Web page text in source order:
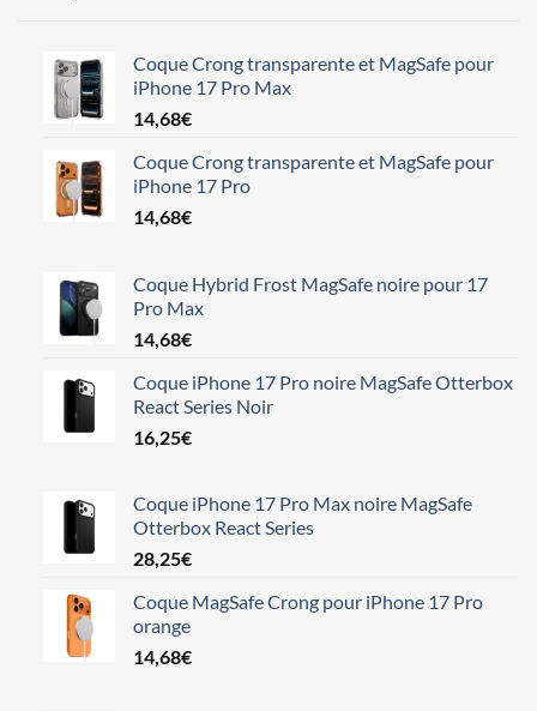
Coque Crong transparente et MagSafe pour
iPhone 17 Pro Max
14,68€
Coque Crong transparente et MagSafe pour
iPhone 17 Pro
14,68€
Coque Hybrid Frost MagSafe noire pour 17
Pro Max
14,68€
Coque iPhone 17 Pro noire MagSafe Otterbox
React Series Noir
16,25€
Coque iPhone 17 Pro Max noire MagSafe
Otterbox React Series
28,25€
Coque MagSafe Crong pour iPhone 17 Pro
orange
14,68€